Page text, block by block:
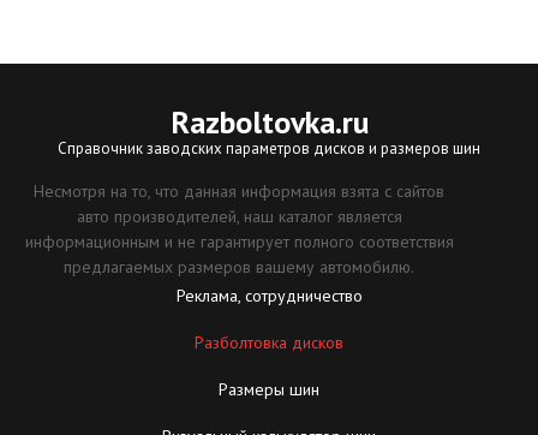
Razboltovka.ru
Справочник заводских параметров дисков и размеров шин
Несмотря на то, что данная информация взята с сайтов
авто производителей, наш каталог является
информационным и не гарантирует полного соответствия
предлагаемых размеров вашему автомобилю.
Реклама, сотрудничество
Разболтовка дисков
Размеры шин